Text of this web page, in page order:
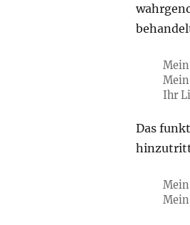
Ihr
Das